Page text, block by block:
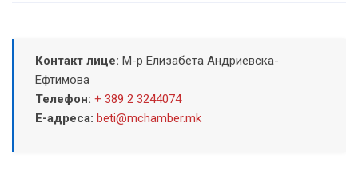
Контакт лице: М-р Елизабета Андриевска-
Ефтимова
Телефон: + 389 2 3244074
Е-адреса: beti@mchamber.mk